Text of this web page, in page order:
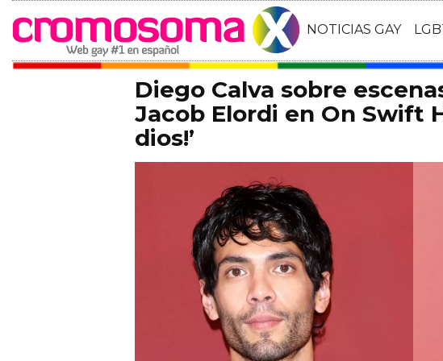
NOTICIAS GAY
Diego Calva sobre
Jacob Elordi en On Swift
dios!’